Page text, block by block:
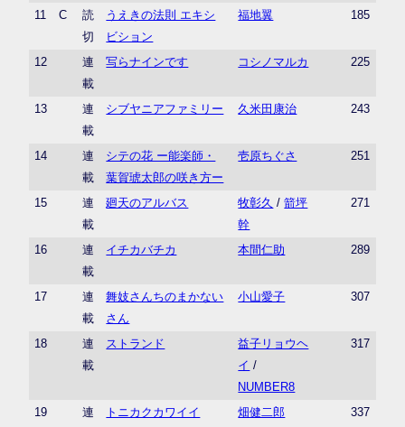
11 C
読
切
うえきの法則 エキシ
ビション
福地翼 185
12
連
載
写らナインです コシノマルカ 225
13
連
載
シブヤニアファミリー 久米田康治 243
14
連
載
シテの花 ー能楽師・
葉賀琥太郎の咲き方ー
壱原ちぐさ 251
15
連
載
廻天のアルバス 牧彰久 /箭坪
幹
271
16
連
載
イチカバチカ 本間仁助 289
17
連
載
舞妓さんちのまかない
さん
小山愛子 307
18
連
載
ストランド
益子リョウヘ
イ /
NUMBER8
317
19 連 トニカクカワイイ 畑健二郎 337